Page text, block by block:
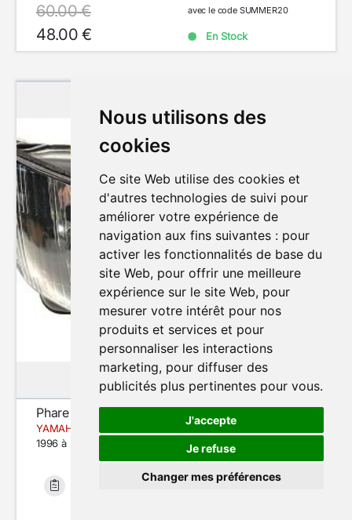
Nous utilisons des
cookies
Ce site Web utilise des cookies et
d'autres technologies de suivi pour
améliorer votre expérience de
navigation aux fins suivantes : pour
activer les fonctionnalités de base du
site Web, pour offrir une meilleure
expérience sur le site Web, pour
mesurer votre intérêt pour nos
produits et services et pour
personnaliser les interactions
marketing, pour diffuser des
publicités plus pertinentes pour vous.
J'accepte
Je refuse
Changer mes préférences
60.00 €
48.00 €
avec le code SUMMER20
En Stock
Phare (optique avant)
YAMAHA TDM 850
1996 à 2001
45 224 km